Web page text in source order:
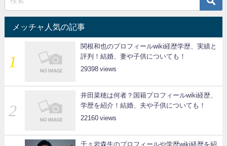
メッチャ人気の記事
関根和也のプロフィールwiki経歴学歴、実績と
評判！結婚、妻や子供についても！
29398
井田菜穂は何者？国籍プロフィールwiki経歴、
学歴を紹介！結婚、夫や子供についても！
22160
千々岩森生のプロフィールや学歴wiki経歴を紹